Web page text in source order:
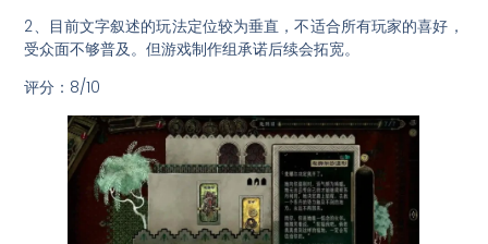
2、目前文字叙述的玩法定位较为垂直，不适合所有玩家的喜好，
受众面不够普及。但游戏制作组承诺后续会拓宽。
评分：8/10